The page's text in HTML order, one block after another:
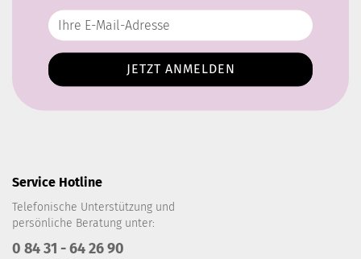
Service Hotline
Telefonische Unterstützung und
persönliche Beratung unter:
0 84 31 - 64 26 90